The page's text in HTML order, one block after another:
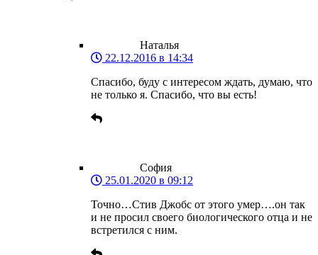
Наталья
22.12.2016 в 14:34
Спасибо, буду с интересом ждать, думаю, что
не только я. Спасибо, что вы есть!
София
25.01.2020 в 09:12
Точно…Стив Джобс от этого умер….он так
и не просил своего биологического отца и не
встретился с ним.